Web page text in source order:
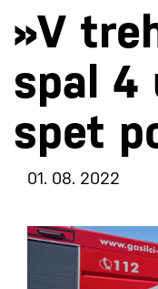
»V
spal 4
spet
01. 08. 2022